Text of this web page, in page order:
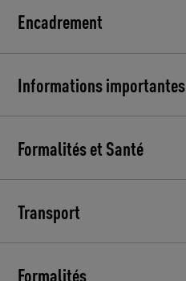
Encadrement
Informations importantes
Formalités et Santé
Transport
Formalités